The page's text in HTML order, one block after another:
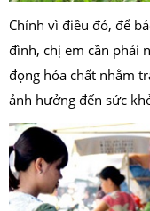
Chính vì điều đó, để
đình, chị em cần phải
đọng hóa chất nhằm
ảnh hưởng đến sức